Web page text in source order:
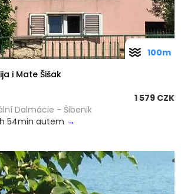
i Mate Šišak
1 579 CZK
Dalmácie - Šibenik
54min autem →
100m